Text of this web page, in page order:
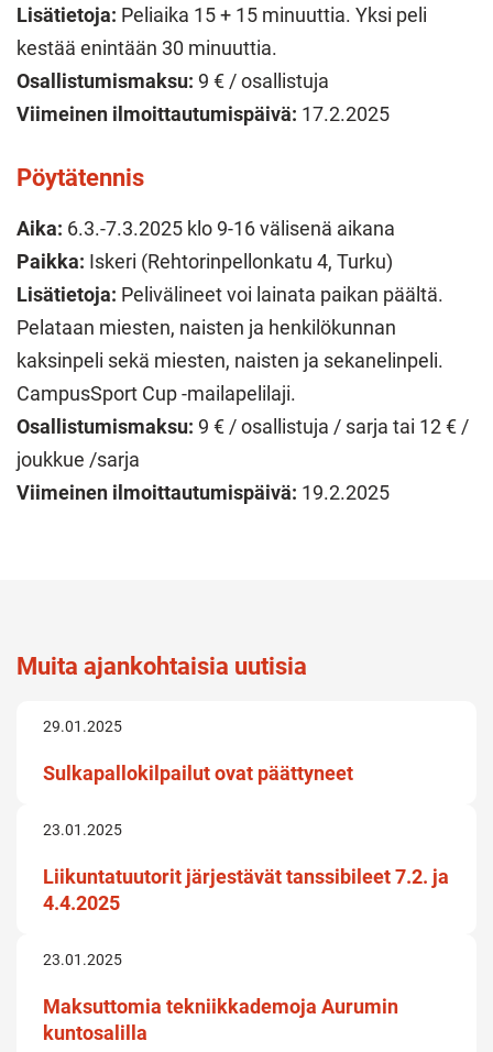
Lisätietoja: Peliaika 15 + 15 minuuttia. Yksi peli
kestää enintään 30 minuuttia.
Osallistumismaksu: 9 € / osallistuja
Viimeinen ilmoittautumispäivä: 17.2.2025
Pöytätennis
Aika: 6.3.-7.3.2025 klo 9-16 välisenä aikana
Paikka: Iskeri (Rehtorinpellonkatu 4, Turku)
Lisätietoja: Pelivälineet voi lainata paikan päältä.
Pelataan miesten, naisten ja henkilökunnan
kaksinpeli sekä miesten, naisten ja sekanelinpeli.
CampusSport Cup -mailapelilaji.
Osallistumismaksu: 9 € / osallistuja / sarja tai 12 € /
joukkue /sarja
Viimeinen ilmoittautumispäivä: 19.2.2025
Muita ajankohtaisia uutisia
29.01.2025
Sulkapallokilpailut ovat päättyneet
23.01.2025
Liikuntatuutorit järjestävät tanssibileet 7.2. ja
4.4.2025
23.01.2025
Maksuttomia tekniikkademoja Aurumin
kuntosalilla